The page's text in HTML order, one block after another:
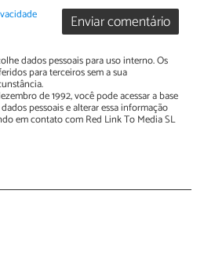
Enviar comentário
dados pessoais para uso interno. Os
para terceiros sem a sua
de 1992, você pode acessar a base
pessoais e alterar essa informação
em contato com Red Link To Media SL